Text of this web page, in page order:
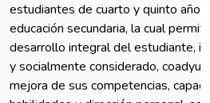
estudiantes de cuarto y quinto año
educación secundaria, la cual
desarrollo integral del estudiante,
y socialmente considerado,
mejora de sus competencias,